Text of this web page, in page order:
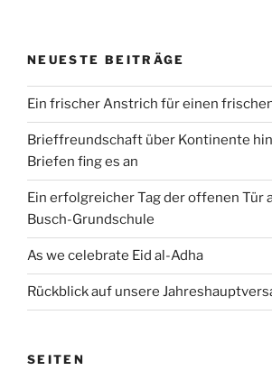
NEUESTE BEITRÄGE
Ein frischer Anstrich für einen
Brieffreundschaft über Kontinente
Briefen fing es an
Ein erfolgreicher Tag der offenen Tür
Busch-Grundschule
As we celebrate Eid al-Adha
Rückblick auf unsere
SEITEN